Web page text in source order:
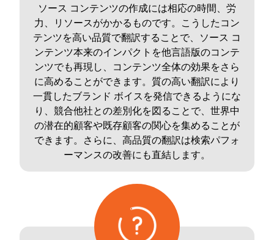
ソース コンテンツの作成には相応の時間、労
力、リソースがかかるものです。こうしたコン
テンツを高い品質で翻訳することで、ソース コ
ンテンツ本来のインパクトを他言語版のコンテ
ンツでも再現し、コンテンツ全体の効果をさら
に高めることができます。質の高い翻訳により
一貫したブランド ボイスを発信できるようにな
り、競合他社との差別化を図ることで、世界中
の潜在的顧客や既存顧客の関心を集めることが
できます。さらに、高品質の翻訳は検索パフォ
ーマンスの改善にも直結します。